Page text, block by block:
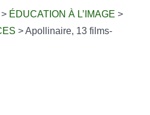
> ÉDUCATION À L’IMAGE >
>Apollinaire, 13 films-